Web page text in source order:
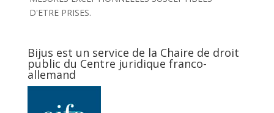
D'ETRE PRISES.
Bijus est un service de la Chaire de droit
public du Centre juridique franco-
allemand